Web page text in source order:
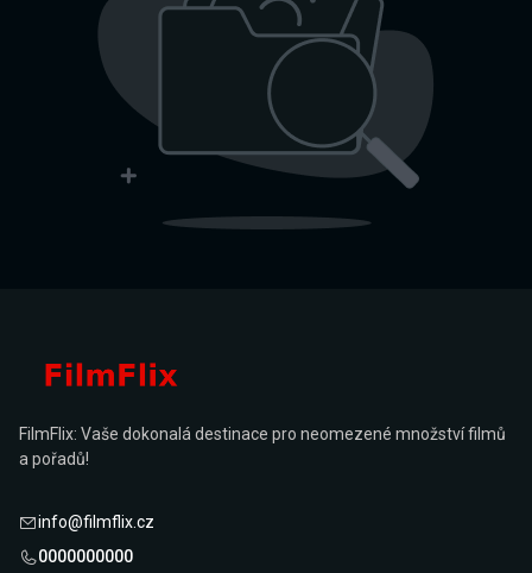
FilmFlix: Vaše dokonalá destinace pro neomezené množství filmů
a pořadů!
info@filmflix.cz
0000000000